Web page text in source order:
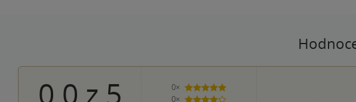
0.0 z 5 0×
5 hvězdiček
0×